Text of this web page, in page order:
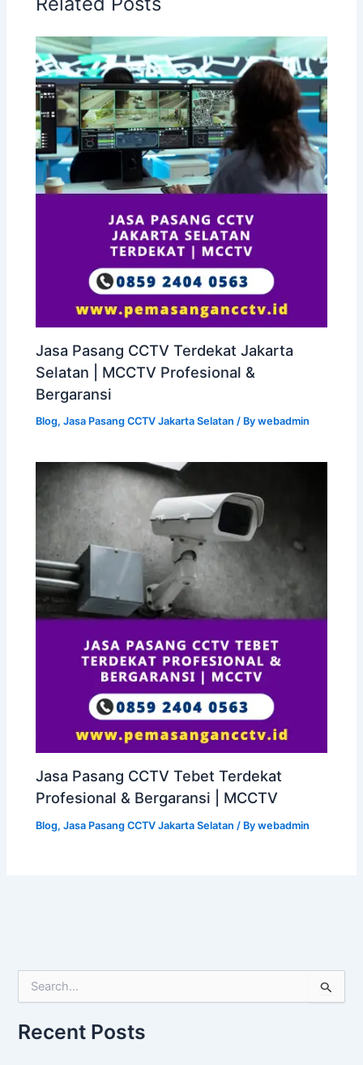
Jasa Pasang CCTV Terdekat Jakarta
Selatan | MCCTV Profesional &
Bergaransi
Blog,Jasa Pasang CCTV Jakarta Selatan / Bywebadmin
Jasa Pasang CCTV Tebet Terdekat
Profesional & Bergaransi | MCCTV
Blog,Jasa Pasang CCTV Jakarta Selatan / Bywebadmin
e
Recent Posts